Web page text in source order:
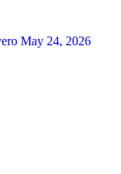
May 24, 2026